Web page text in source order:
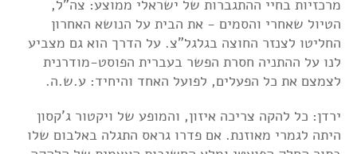
מרכזיות בחיי ההתגברות של ישראלי ממוצע: צה"ל,
הטיול שאחרי והסמים - את הבית על הנושא האחרון
החליטו לצנזר החוצה בגלגל"צ. על הדרך הוא גם מצביע
לנו על ההתניה חסרת הפשר בעברית הפוסט-מודרנית
לצמצם את כל הפעלים, לפועל האחד והיחיד: ע.ש.ה.
ירדן: כל להקה צריכה איזון, והמופע של ויקטור ג'קסון
היתה לגמרי מאוזנת. אם פדרו גראס התגלה באלבום שלו